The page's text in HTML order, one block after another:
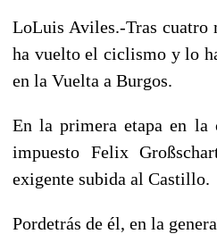
LoLuis Aviles.-Tras cuatro
ha vuelto el ciclismo y lo
en la Vuelta a Burgos.
En la primera etapa en la
impuesto Felix
exigente subida al Castillo.
Pordetrás de él, en la